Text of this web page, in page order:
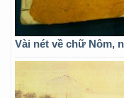
Vài nét về chữ Nôm,